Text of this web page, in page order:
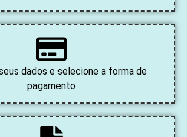
dados e selecione a forma de
pagamento